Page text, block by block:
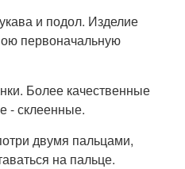
и подол. Изделие
первоначальную
Более качественные
- склеенные.
двумя пальцами,
на пальце.